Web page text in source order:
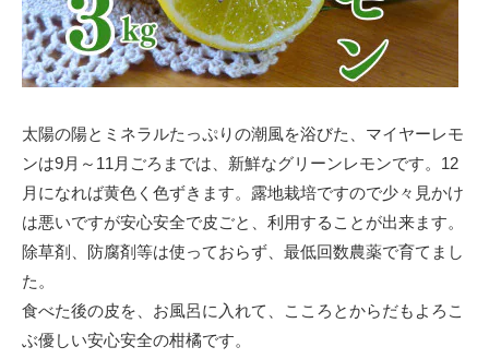
太陽の陽とミネラルたっぷりの潮風を浴びた、マイヤーレモ
ンは9月～11月ごろまでは、新鮮なグリーンレモンです。12
月になれば黄色く色ずきます。露地栽培ですので少々見かけ
は悪いですが安心安全で皮ごと、利用することが出来ます。
除草剤、防腐剤等は使っておらず、最低回数農薬で育てまし
た。
食べた後の皮を、お風呂に入れて、こころとからだもよろこ
ぶ優しい安心安全の柑橘です。